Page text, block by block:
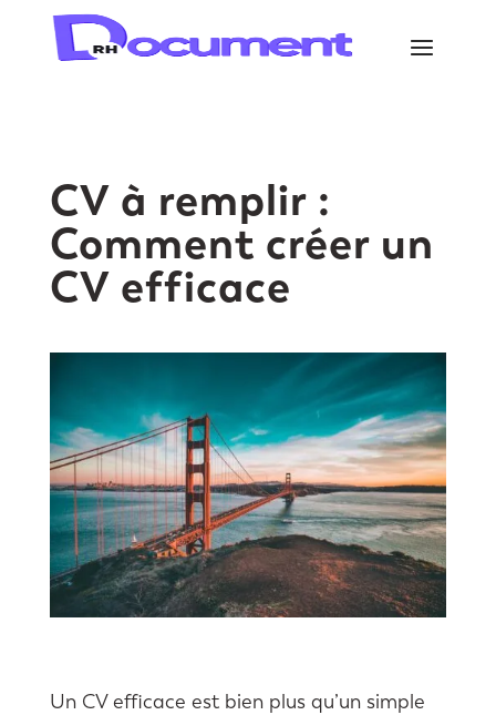
CV à remplir :
Comment créer un
CV efficace
Un CV efficace est bien plus qu’un simple